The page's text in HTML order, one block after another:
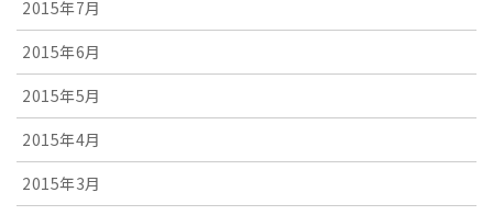
2015年7月
2015年6月
2015年5月
2015年4月
2015年3月